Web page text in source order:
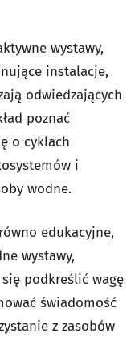
wystawy,
instalacje,
odwiedzających
poznać
o cyklach
i
wodne.
edukacyjne,
wystawy,
podkreślić wagę
świadomość
z zasobów